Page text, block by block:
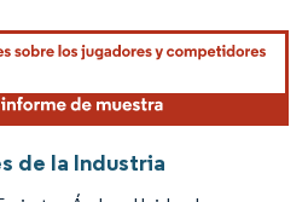
requiere atribución según CC BY 4.0.
de la Industria